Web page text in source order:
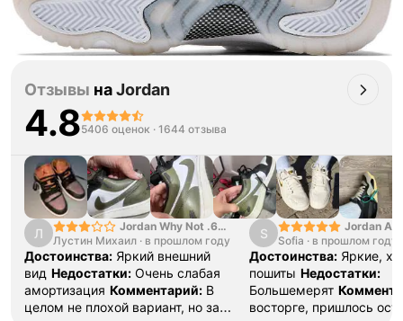
Отзывы наJordan
4.85406 оценок · 1644 отзыва
Л
Jordan Why Not .6
"Bright Crimson" PF
Лустин Михаил · в прошлом году
Достоинства: Яркий внешний
вид Недостатки: Очень слабая
амортизация Комментарий: В
целом не плохой вариант, но за
S
Jordan Air
SE "Turf
Sofia · в прошлом году
Достоинства: Яркие,
пошиты Недостатки:
Большемерят
восторге, пришлось